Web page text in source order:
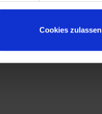
Cookies zulassen